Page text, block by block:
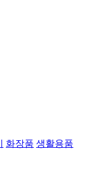
화장품 생활용품